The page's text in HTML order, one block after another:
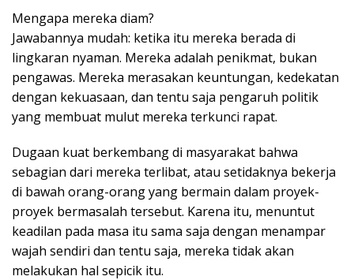
Mengapa mereka diam?
Jawabannya mudah: ketika itu mereka berada di
lingkaran nyaman. Mereka adalah penikmat, bukan
pengawas. Mereka merasakan keuntungan, kedekatan
dengan kekuasaan, dan tentu saja pengaruh politik
yang membuat mulut mereka terkunci rapat.
Dugaan kuat berkembang di masyarakat bahwa
sebagian dari mereka terlibat, atau setidaknya bekerja
di bawah orang-orang yang bermain dalam proyek-
proyek bermasalah tersebut. Karena itu, menuntut
keadilan pada masa itu sama saja dengan menampar
wajah sendiri dan tentu saja, mereka tidak akan
melakukan hal sepicik itu.